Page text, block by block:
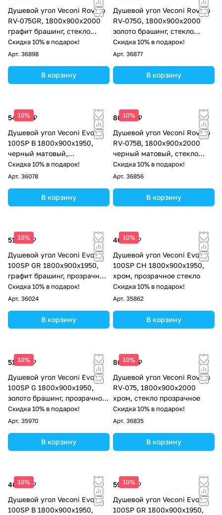
Душевой угол Veconi Rovigo
RV-075GR, 1800х900х2000
графит брашинг, стекло
прозрачное
Скидка 10% в подарок!
Арт. 36898
В корзину
Душевой угол Veconi Rovigo
RV-075G, 1800х900х2000
золото брашинг, стекло
прозрачное
Скидка 10% в подарок!
Арт. 36877
В корзину
10%
54 589 ₽
Душевой угол Veconi Evo
100SP B 1800х900x1950,
черный матовый,
тонированное стекло
Скидка 10% в подарок!
Арт. 36078
В корзину
10%
80 160 ₽
Душевой угол Veconi Rovigo
RV-075B, 1800х900х2000
черный матовый, стекло
прозрачное
Скидка 10% в подарок!
Арт. 36856
В корзину
10%
51 569 ₽
Душевой угол Veconi Evo
100SP GR 1800х900x1950,
графит брашинг, прозрачное
стекло
Скидка 10% в подарок!
Арт. 36024
В корзину
10%
46 152 ₽
Душевой угол Veconi Evo
100SP CH 1800х900x1950,
хром, прозрачное стекло
Скидка 10% в подарок!
Арт. 35862
В корзину
10%
51 569 ₽
Душевой угол Veconi Evo
100SP G 1800х900x1950,
золото брашинг, прозрачное
стекло
Скидка 10% в подарок!
Арт. 35970
В корзину
10%
80 160 ₽
Душевой угол Veconi Rovigo
RV-075, 1800х900х2000
хром, стекло прозрачное
Скидка 10% в подарок!
Арт. 36835
В корзину
10%
46 152 ₽
Душевой угол Veconi Evo
100SP B 1800х900x1950,
10%
59 163 ₽
Душевой угол Veconi Evo
100SP GR 1800х900x1950,